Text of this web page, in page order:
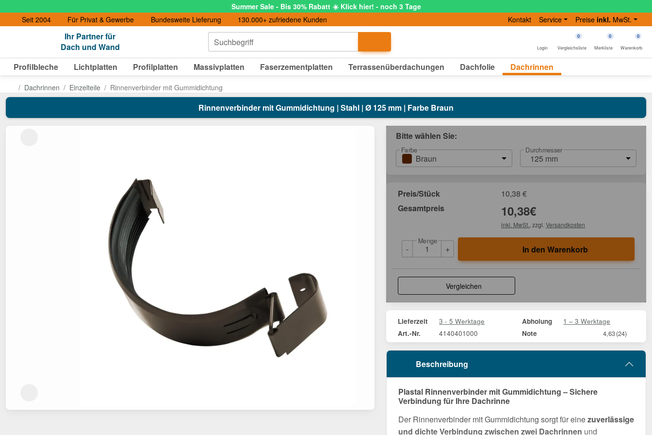
Summer Sale - Bis 30% Rabatt ☀️ Klick hier! - noch 3 Tage
Seit 2004
Für Privat & Gewerbe Bundesweite Lieferung 130.000+ zufriedene Kunden Kontakt Service Preise inkl. MwSt.
Ihr Partner für
Dach und Wand
Suchbegriff
Login
0
Vergleichsliste
0
Merkliste
0
Warenkorb
Profilbleche Lichtplatten Profilplatten Massivplatten Faserzementplatten Terrassenüberdachungen Dachfolie Dachrinnen
Dachrinnen Einzelteile Rinnenverbinder mit Gummidichtung
Rinnenverbinder mit Gummidichtung | Stahl | Ø 125 mm | Farbe Braun
Bitte wählen Sie:
Farbe
Braun
Durchmesser
125 mm
Preis/Stück 10,38 €
Gesamtpreis
10,38€
inkl. MwSt. , zzgl.Versandkosten
-
Menge
+ In den Warenkorb
Vergleichen
Lieferzeit 3 - 5 Werktage Abholung 1 – 3 Werktage
Art.-Nr. 4140401000 Note 4,63(24)
Beschreibung
Plastal Rinnenverbinder mit Gummidichtung – Sichere
Verbindung für Ihre Dachrinne
Der Rinnenverbinder mit Gummidichtung sorgt für einezuverlässige
und dichte Verbindung zwischen zwei Dachrinnen und